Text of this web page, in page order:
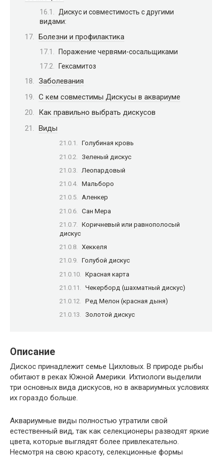
Дискус и совместимость с другими
видами:
Болезни и профилактика
Поражение червями-сосальщиками
Гексамитоз
Заболевания
С кем совместимы Дискусы в аквариуме
Как правильно выбрать дискусов
Виды
Голубиная кровь
Зеленый дискус
Леопардовый
Мальборо
Аленкер
Сан Мера
Коричневый или равнополосый
дискус
Хеккеля
Голубой дискус
Красная карта
Чекерборд (шахматный дискус)
Ред Мелон (красная дыня)
Золотой дискус
Описание
Дискос принадлежит семье Цихловых. В природе рыбы
обитают в реках Южной Америки. Ихтиологи выделили
три основных вида дискусов, но в аквариумных условиях
их гораздо больше.
Аквариумные виды полностью утратили свой
естественный вид, так как селекционеры разводят яркие
цвета, которые выглядят более привлекательно.
Несмотря на свою красоту, селекционные формы